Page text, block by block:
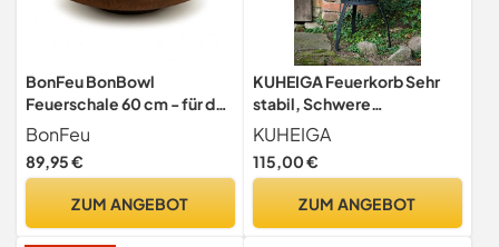
BonFeu BonBowl
Feuerschale 60 cm - für den
Garten - Feuerschale Klein
aus hochwertigem
Cortenstahl - Feuerkorb für
BonFeu
89,95 €
ZUM ANGEBOT
KUHEIGA Feuerkorb Sehr
stabil, Schwere
Ausführung, Feuerschale,
Barrel
KUHEIGA
115,00 €
ZUM ANGEBOT